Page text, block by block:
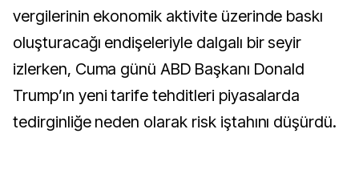
vergilerinin ekonomik aktivite üzerinde baskı
oluşturacağı endişeleriyle dalgalı bir seyir
izlerken, Cuma günü ABD Başkanı Donald
Trump’ın yeni tarife tehditleri piyasalarda
tedirginliğe neden olarak risk iştahını düşürdü.